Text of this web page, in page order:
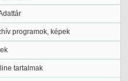
programok, képek
tartalmak